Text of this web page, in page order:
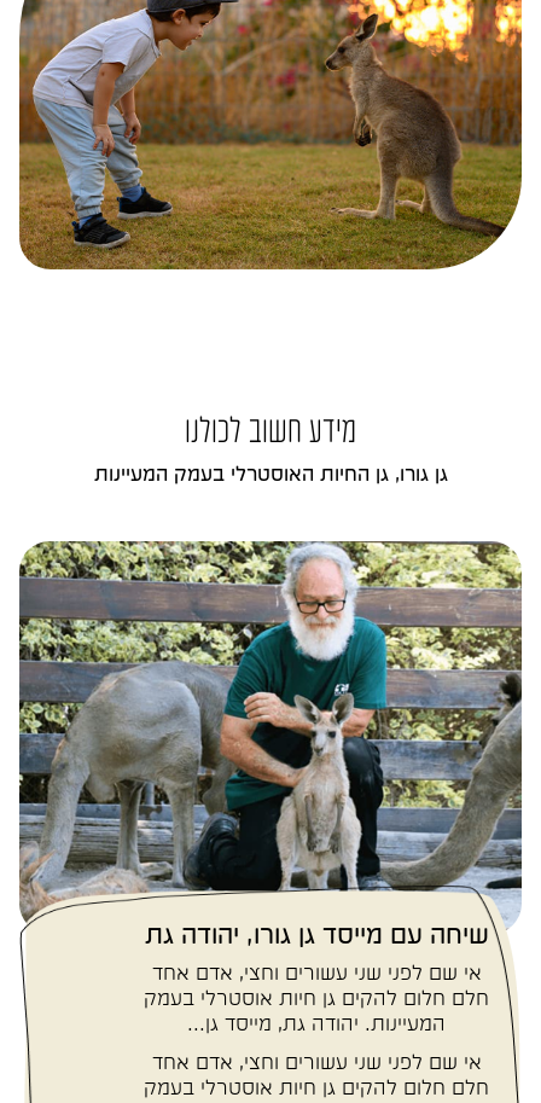
מידע חשוב לכולנו
גן גורו, גן החיות האוסטרלי בעמק המעיינות
שיחה עם מייסד גן גורו, יהודה גת
אי שם לפני שני עשורים וחצי, אדם אחד
חלם חלום להקים גן חיות אוסטרלי בעמק
המעיינות. יהודה גת, מייסד גן...
אי שם לפני שני עשורים וחצי, אדם אחד
חלם חלום להקים גן חיות אוסטרלי בעמק